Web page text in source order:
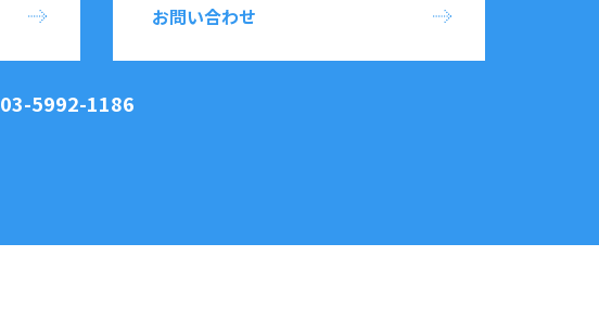
お問い合わせ
03-5992-1186